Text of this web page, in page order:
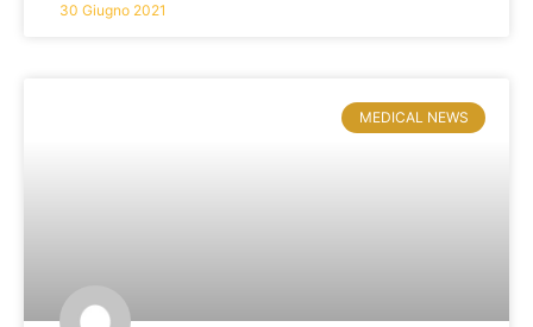
30 Giugno 2021
MEDICAL NEWS